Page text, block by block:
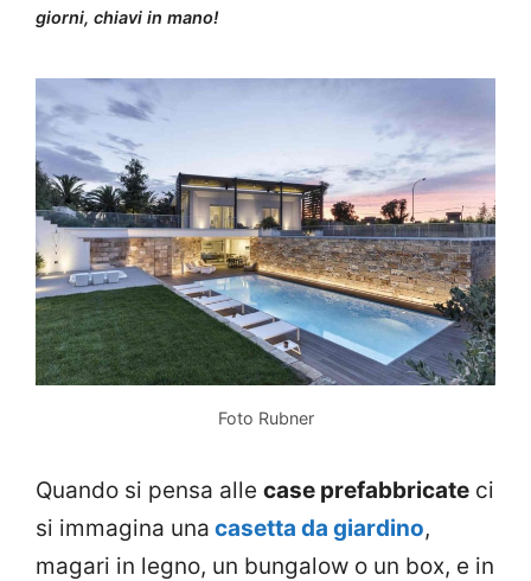
giorni, chiavi in mano!
Foto Rubner
Quando si pensa alle case prefabbricate ci
si immagina una casetta da giardino,
magari in legno, un bungalow o un box, e in